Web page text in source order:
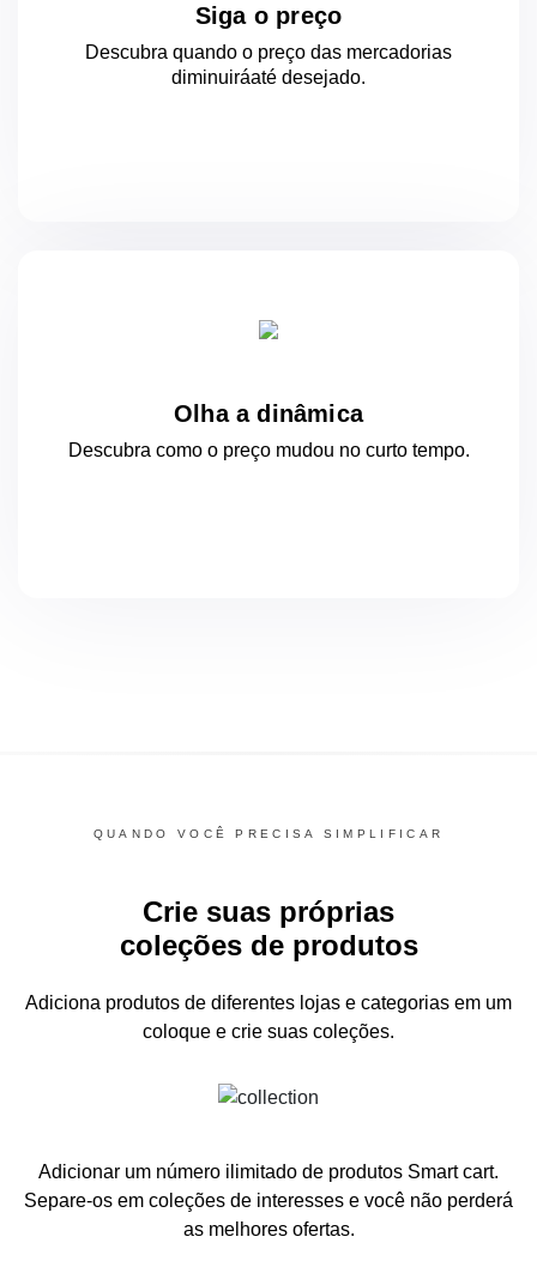
Siga o preço
Descubra quando o preço das mercadorias
diminuiráaté desejado.
Olha a dinâmica
Descubra como o preço mudou no curtotempo.
QUANDO VOCÊ PRECISA SIMPLIFICAR
Crie suas próprias
coleções de produtos
Adiciona produtos de diferentes lojas e categorias em um
coloque e crie suas coleções.
Adicionar um número ilimitado de produtos Smart cart.
Separe-os em coleções de interesses e você não perderá
as melhores ofertas.